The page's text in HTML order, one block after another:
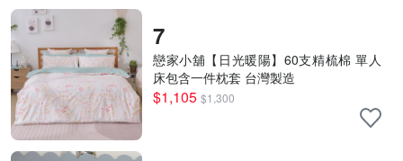
7
戀家小舖【日光暖陽】60支精梳棉 單人
床包含一件枕套 台灣製造
$1,105 $1,300